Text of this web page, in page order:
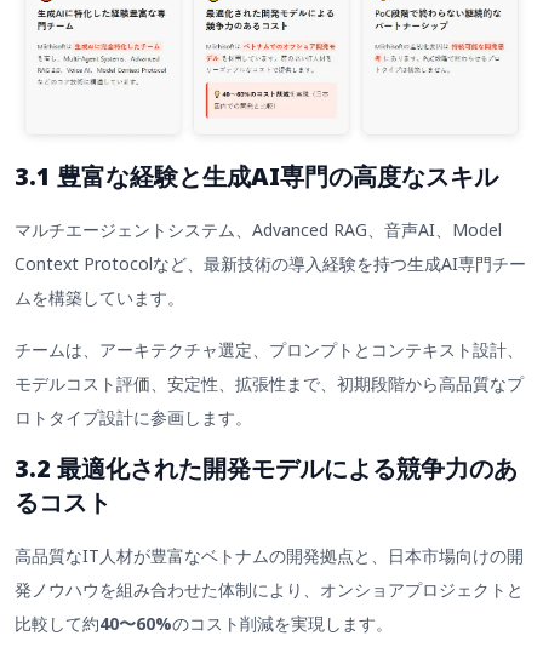
3.1 豊富な経験と生成AI専門の高度なスキル
マルチエージェントシステム、Advanced RAG、音声AI、Model
Context Protocolなど、最新技術の導入経験を持つ生成AI専門チー
ムを構築しています。
チームは、アーキテクチャ選定、プロンプトとコンテキスト設計、
モデルコスト評価、安定性、拡張性まで、初期段階から高品質なプ
ロトタイプ設計に参画します。
3.2 最適化された開発モデルによる競争力のあ
るコスト
高品質なIT人材が豊富なベトナムの開発拠点と、日本市場向けの開
発ノウハウを組み合わせた体制により、オンショアプロジェクトと
比較して約40〜60%のコスト削減を実現します。